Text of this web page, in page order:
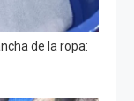
de la ropa: